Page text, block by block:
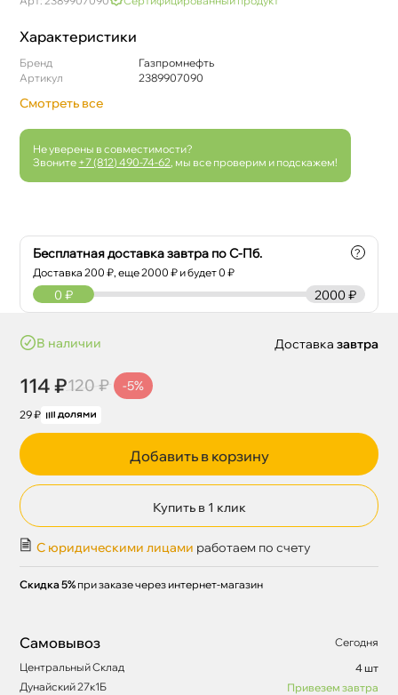
Характеристики
Бренд
Газпромнефть
Артикул
2389907090
Смотреть все
Не уверены в совместимости?
Звоните +7 (812) 490-74-62 , мы все проверим и подскажем!
Бесплатная доставка завтра по С-Пб.
Доставка200 ₽, еще2000 ₽ и будет 0 ₽
?
2000 ₽
0 ₽
наличии
114 ₽120 ₽ -5%
29 ₽
Доставка завтра
Добавить в корзину
Купить в 1 клик
С юридическими лицами работаем по счету
Скидка 5% при заказе через интернет-магазин
Самовывоз
Сегодня
Центральный Склад
4 шт
Дунайский 27к1Б
Привезем завтра